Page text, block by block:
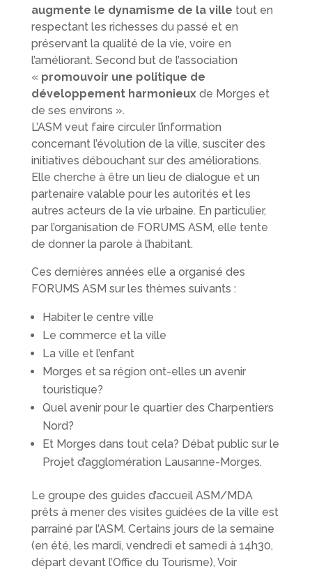
augmente le dynamisme de la ville tout en
respectant les richesses du passé et en
préservant la qualité de la vie, voire en
l’améliorant. Second but de l’association
« promouvoir une politique de
développement harmonieux de Morges et
de ses environs ».
L’ASM veut faire circuler l’information
concernant l’évolution de la ville, susciter des
initiatives débouchant sur des améliorations.
Elle cherche à être un lieu de dialogue et un
partenaire valable pour les autorités et les
autres acteurs de la vie urbaine. En particulier,
par l’organisation de FORUMS ASM, elle tente
de donner la parole à l’habitant.
Ces dernières années elle a organisé des
FORUMS ASM sur les thèmes suivants :
Habiter le centre ville
Le commerce et la ville
La ville et l’enfant
Morges et sa région ont-elles un avenir
touristique?
Quel avenir pour le quartier des Charpentiers
Nord?
Et Morges dans tout cela? Débat public sur le
Projet d’agglomération Lausanne-Morges.
Le groupe des guides d’accueil ASM/MDA
prêts à mener des visites guidées de la ville est
parrainé par l’ASM. Certains jours de la semaine
(en été, les mardi, vendredi et samedi à 14h30,
départ devant l’Office du Tourisme), Voir